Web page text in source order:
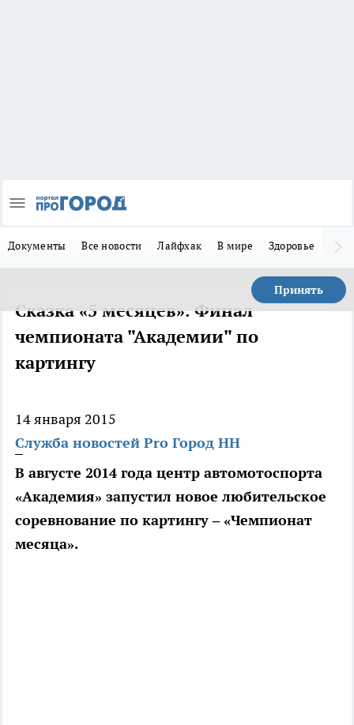
Документы Все новости Лайфхак В мире Здоровье
Принять
Сказка «5 месяцев». Финал
чемпионата "Академии" по
картингу
14 января 2015
Служба новостей Pro Город НН
В августе 2014 года центр автомотоспорта
«Академия» запустил новое любительское
соревнование по картингу – «Чемпионат
месяца».